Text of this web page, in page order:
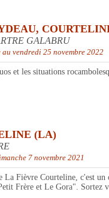
GALABRU
vendredi 25 novembre 2022
et les situations
(LA)
7 novembre 2021
Fièvre Courteline, c'est un
Frère et Le Gora". Sortez